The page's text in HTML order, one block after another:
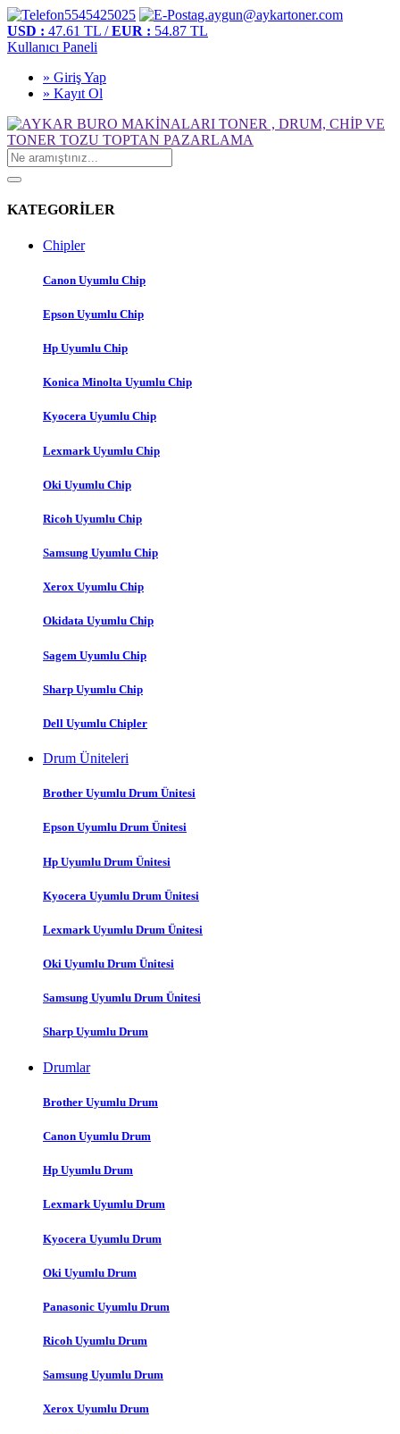
5545425025
g.aygun@aykartoner.com
USD : 47.61 TL /EUR : 54.87 TL
Kullanıcı Paneli
» Giriş Yap
» Kayıt Ol
KATEGORİLER
Chipler
Canon Uyumlu Chip
Epson Uyumlu Chip
Hp Uyumlu Chip
Konica Minolta Uyumlu Chip
Kyocera Uyumlu Chip
Lexmark Uyumlu Chip
Oki Uyumlu Chip
Ricoh Uyumlu Chip
Samsung Uyumlu Chip
Xerox Uyumlu Chip
Okidata Uyumlu Chip
Sagem Uyumlu Chip
Sharp Uyumlu Chip
Dell Uyumlu Chipler
Drum Üniteleri
Brother Uyumlu Drum Ünitesi
Epson Uyumlu Drum Ünitesi
Hp Uyumlu Drum Ünitesi
Kyocera Uyumlu Drum Ünitesi
Lexmark Uyumlu Drum Ünitesi
Oki Uyumlu Drum Ünitesi
Samsung Uyumlu Drum Ünitesi
Sharp Uyumlu Drum
Drumlar
Brother Uyumlu Drum
Canon Uyumlu Drum
Hp Uyumlu Drum
Lexmark Uyumlu Drum
Kyocera Uyumlu Drum
Oki Uyumlu Drum
Panasonic Uyumlu Drum
Ricoh Uyumlu Drum
Samsung Uyumlu Drum
Xerox Uyumlu Drum